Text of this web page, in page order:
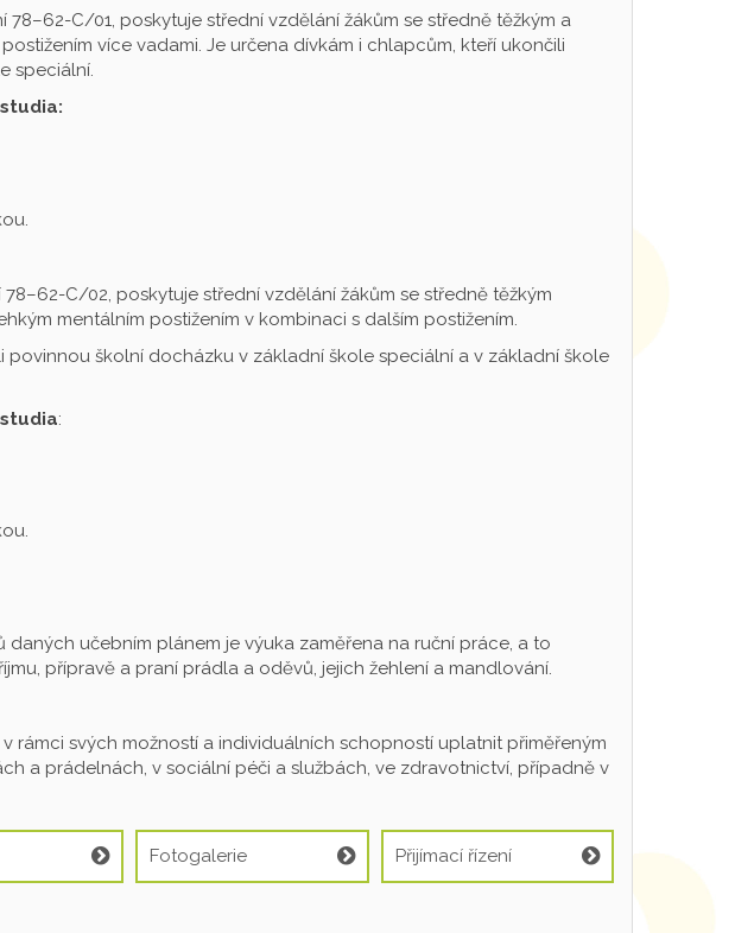
78–62-C/01, poskytuje střední vzdělání žákům se středně těžkým a
více vadami. Je určena dívkám i chlapcům, kteří ukončili
speciální.
C/02, poskytuje střední vzdělání žákům se středně těžkým
mentálním postižením v kombinaci s dalším postižením.
povinnou školní docházku v základní škole speciální a v základní škole
:
učebním plánem je výuka zaměřena na ruční práce, a to
přípravě a praní prádla a oděvů, jejich žehlení a mandlování.
rámci svých možností a individuálních schopností uplatnit přiměřeným
a prádelnách, v sociální péči a službách, ve zdravotnictví, případně v
Fotogalerie Přijímací řízení